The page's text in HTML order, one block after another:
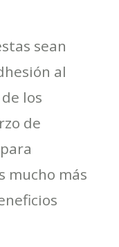
sean
al
los
de
mucho más